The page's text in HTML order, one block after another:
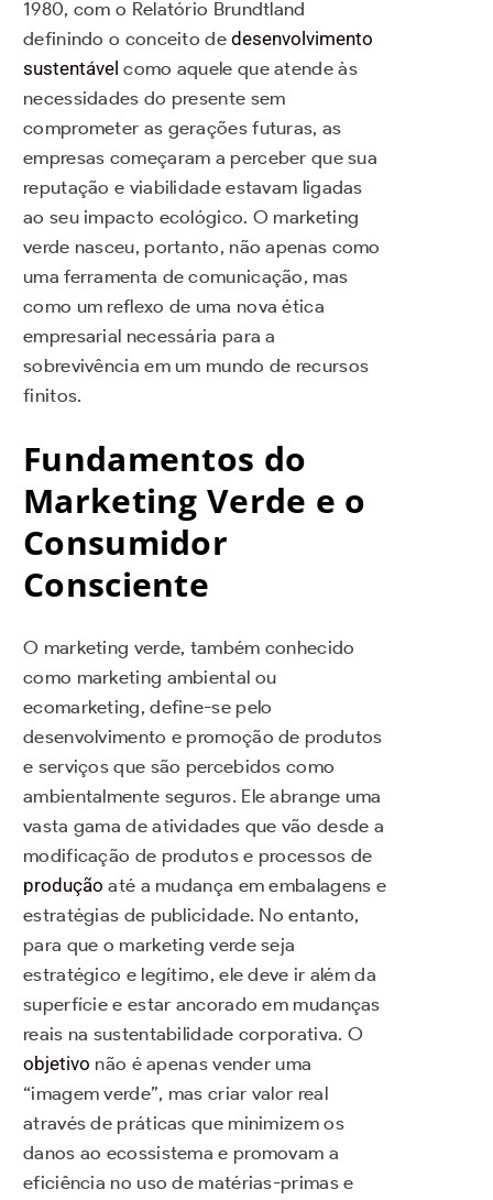
1980, com o Relatório Brundtland
definindo o conceito dedesenvolvimento
sustentável como aquele que atende às
necessidades do presente sem
comprometer as gerações futuras, as
empresas começaram a perceber que sua
reputação e viabilidade estavam ligadas
ao seu impacto ecológico. O marketing
verde nasceu, portanto, não apenas como
uma ferramenta de comunicação, mas
como um reflexo de uma nova ética
empresarial necessária para a
sobrevivência em um mundo de recursos
finitos.
Fundamentos do
Marketing Verde e o
Consumidor
Consciente
O marketing verde, também conhecido
como marketing ambiental ou
ecomarketing, define-se pelo
desenvolvimento e promoção de produtos
e serviços que são percebidos como
ambientalmente seguros. Ele abrange uma
vasta gama de atividades que vão desde a
modificação de produtos e processos de
produção até a mudança em embalagens e
estratégias de publicidade. No entanto,
para que o marketing verde seja
estratégico e legítimo, ele deve ir além da
superfície e estar ancorado em mudanças
reais na sustentabilidade corporativa. O
objetivo não é apenas vender uma
“imagem verde”, mas criar valor real
através de práticas que minimizem os
danos ao ecossistema e promovam a
eficiência no uso de matérias-primas e